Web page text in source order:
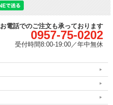
お電話でのご注文も承っております
0957-75-0202
受付時間8:00-19:00／年中無休